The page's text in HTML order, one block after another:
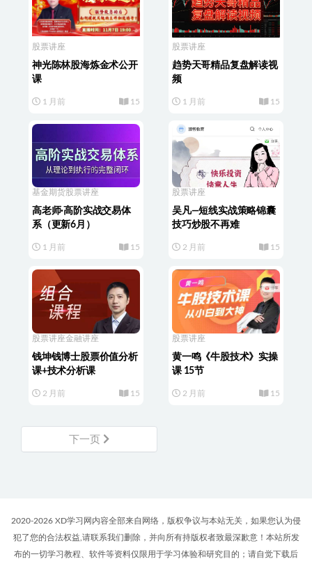
股票讲座
神光陈林股海炼金术公开
课
1 月前 15
股票讲座
趋势天哥精品复盘解读视
频
1 月前 15
基金期货股票讲座
高老师·高阶实战交易体
系（更新6月）
1 月前 15
股票讲座
吴凡—短线实战策略锦囊
技巧炒股不再难
2 月前 15
股票讲座金融讲座
钱坤钱博士股票价值分析
课+技术分析课
2 月前 15
股票讲座
黄一鸣《牛股技术》实操
课 15节
2 月前 15
下一页
2020-2026 XD学习网内容全部来自网络，版权争议与本站无关，如果您认为侵
犯了您的合法权益,请联系我们删除，并向所有持版权者致最深歉意！本站所发
布的一切学习教程、软件等资料仅限用于学习体验和研究目的；请自觉下载后